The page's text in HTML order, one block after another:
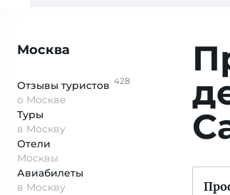
Москва
Отзывы туристов 428
о Москве
Туры
в Москву
Отели
Москвы
Авиабилеты
в Москву